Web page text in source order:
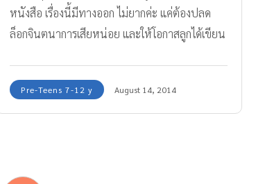
หนังสือ เรื่องนี้มีทางออก ไม่ยากค่ะ แค่ต้องปลด
ล็อกจินตนาการเสียหน่อย และให้โอกาสลูกได้เขียน
Pre-Teens 7-12 y August 14, 2014